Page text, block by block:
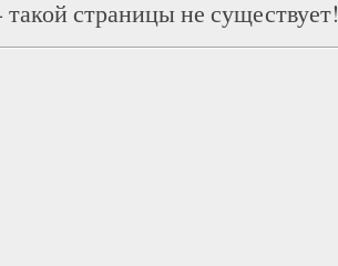
страницы не существует!